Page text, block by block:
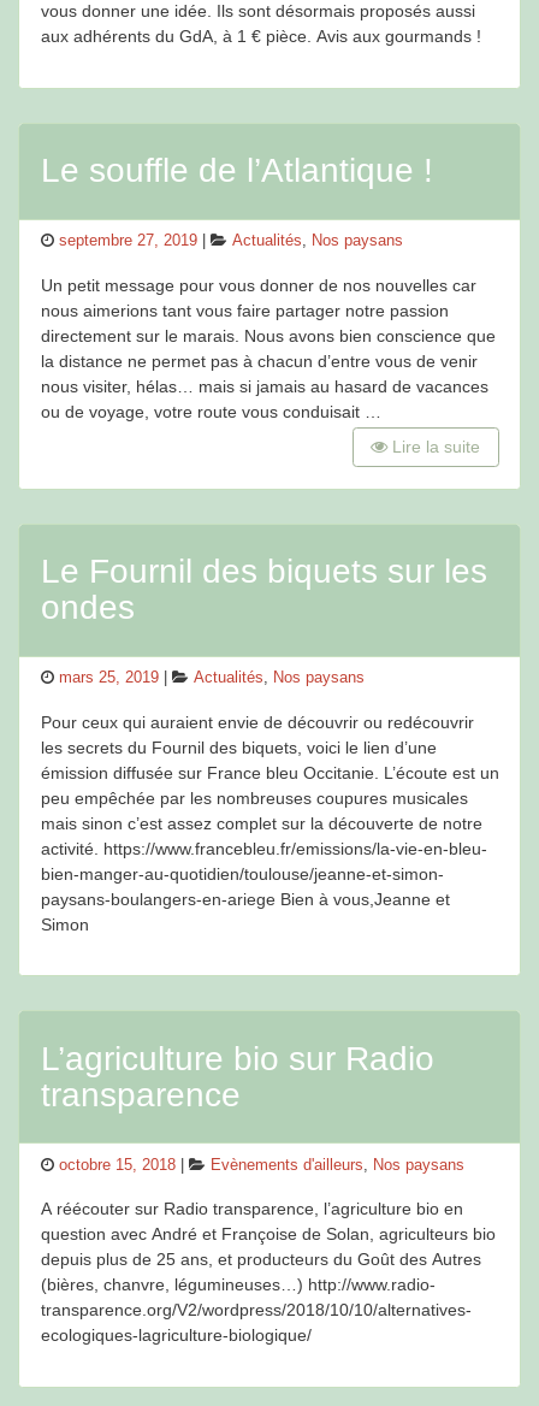
vous donner une idée. Ils sont désormais proposés aussi
aux adhérents du GdA, à 1 € pièce. Avis aux gourmands !
Le souffle de l’Atlantique !
Posted
septembre 27, 2019 Categories
Actualités, Nos paysans
Un petit message pour vous donner de nos nouvelles car
nous aimerions tant vous faire partager notre passion
directement sur le marais. Nous avons bien conscience que
la distance ne permet pas à chacun d’entre vous de venir
nous visiter, hélas… mais si jamais au hasard de vacances
ou de voyage, votre route vous conduisait …
Lire la suite
Le Fournil des biquets sur les
ondes
Posted
mars 25, 2019 Categories
Actualités, Nos paysans
Pour ceux qui auraient envie de découvrir ou redécouvrir
les secrets du Fournil des biquets, voici le lien d’une
émission diffusée sur France bleu Occitanie. L’écoute est un
peu empêchée par les nombreuses coupures musicales
mais sinon c’est assez complet sur la découverte de notre
activité. https://www.francebleu.fr/emissions/la-vie-en-bleu-
bien-manger-au-quotidien/toulouse/jeanne-et-simon-
paysans-boulangers-en-ariege Bien à vous,Jeanne et
Simon
L’agriculture bio sur Radio
transparence
Posted
octobre 15, 2018 Categories
Evènements d'ailleurs Nos paysans
A réécouter sur Radio transparence, l’agriculture bio en
question avec André et Françoise de Solan, agriculteurs bio
depuis plus de 25 ans, et producteurs du Goût des Autres
(bières, chanvre, légumineuses…) http://www.radio-
transparence.org/V2/wordpress/2018/10/10/alternatives-
ecologiques-lagriculture-biologique/